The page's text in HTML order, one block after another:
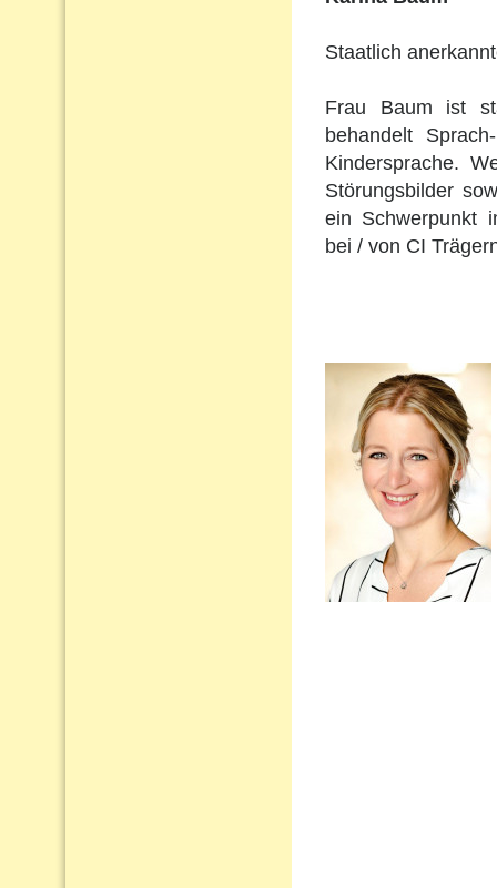
Staatlich
Frau Baum ist
behandelt
Kindersprache.
Störungsbilder
ein Schwerpunkt
bei / von CI